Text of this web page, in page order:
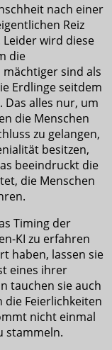
nach einer
Reiz
wird diese
die
sind als
Erdlinge seitdem
Das alles nur, um
die Menschen
zu gelangen,
besitzen,
beeindruckt die
die Menschen
Timing der
KI zu erfahren
haben, lassen sie
eines ihrer
tauchen sie auch
die Feierlichkeiten
nicht einmal
stammeln.